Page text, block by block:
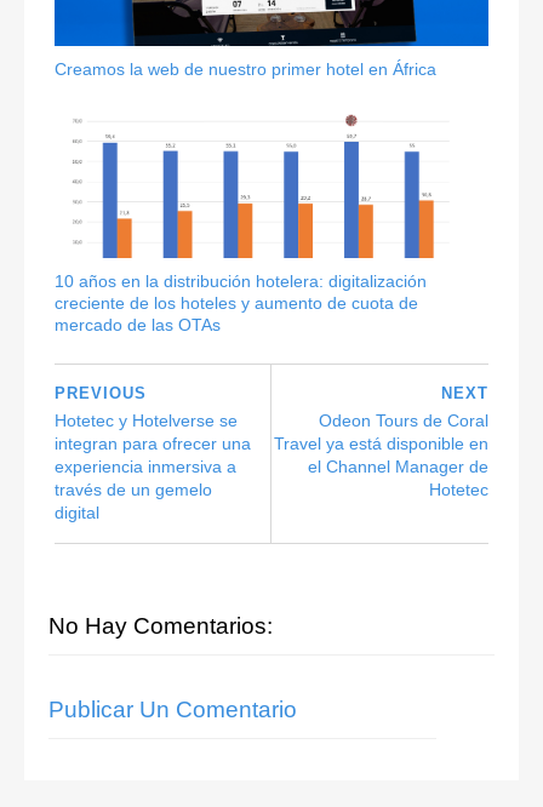
Creamos la web de nuestro primer hotel en África
10 años en la distribución hotelera: digitalización
creciente de los hoteles y aumento de cuota de
mercado de las OTAs
NEXT
Odeon Tours de Coral
Travel ya está disponible en
el Channel Manager de
Hotetec
PREVIOUS
Hotetec y Hotelverse se
integran para ofrecer una
experiencia inmersiva a
través de un gemelo
digital
No Hay Comentarios:
Publicar Un Comentario